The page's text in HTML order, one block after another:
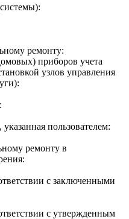
ремонту:
приборов учета
узлов управления
пользователем:
ремонту в
с заключенными
с утвержденным